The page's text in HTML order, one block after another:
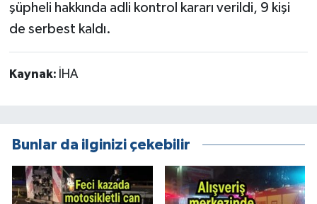
şüpheli hakkında adli kontrol kararı verildi, 9 kişi
de serbest kaldı.
Kaynak: İHA
Bunlar da ilginizi çekebilir